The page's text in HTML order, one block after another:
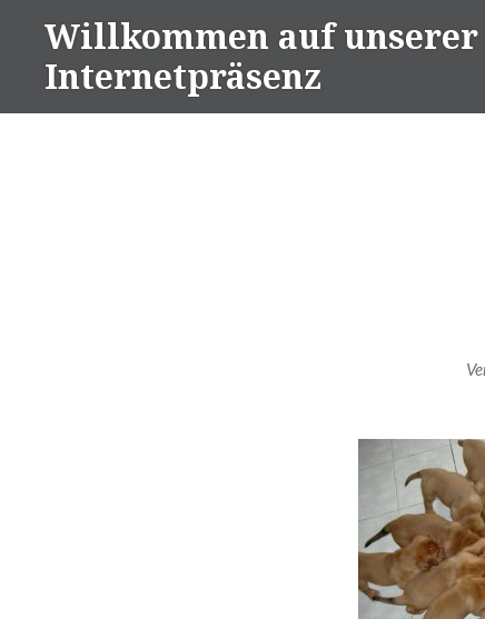
Inhalt
Willkommen auf unserer
Internetpräsenz